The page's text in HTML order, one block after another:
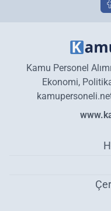
Kamu Personel
Ekonomi,